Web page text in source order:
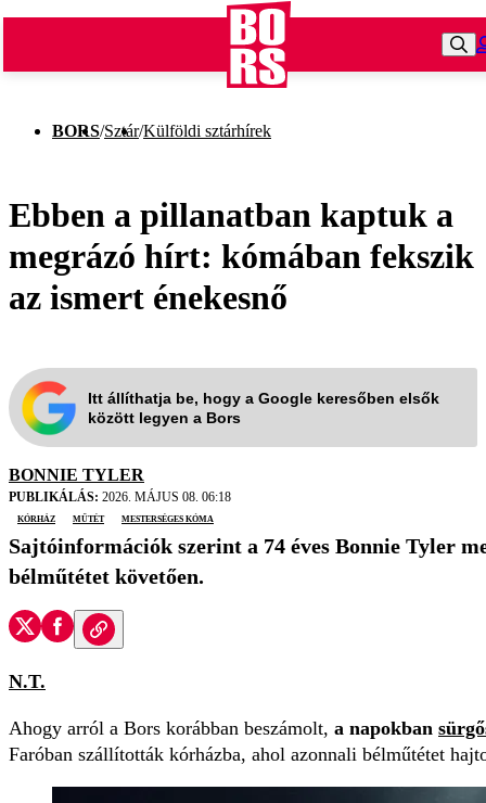
BORS/Sztár/Külföldi sztárhírek
Ebben a pillanatban kaptuk a
megrázó hírt: kómában fekszik
az ismert énekesnő
Itt állíthatja be, hogy a Google keresőben elsők
között legyen a Bors
BONNIE TYLER
PUBLIKÁLÁS: 2026. MÁJUS 08. 06:18
kórház
műtét mesterséges kóma
Sajtóinformációk szerint a 74 éves Bonnie Tyler
bélműtétet követően.
N.T.
Ahogy arról a Bors korábban beszámolt, a napokban
Faróban szállították kórházba, ahol azonnali bélműtétet